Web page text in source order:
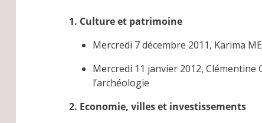
1. Culture et patrimoine
Mercredi 7 décembre 2011, Karima
Mercredi 11 janvier 2012, Clémentine
l’archéologie
2. Economie, villes et investissements